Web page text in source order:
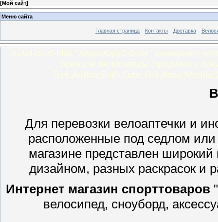
[Мой сайт]
Меню сайта
Главная страница Контакты Доставка
Для перевозки велоаптечки и
расположенные под седлом
магазине представлен
дизайном, разных раскрасок и
Интернет магазин спорттоваров
велосипед, сноуборд,